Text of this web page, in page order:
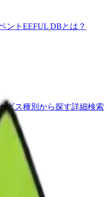
ント EEFUL DBとは？
ビス種別から探す詳細検索